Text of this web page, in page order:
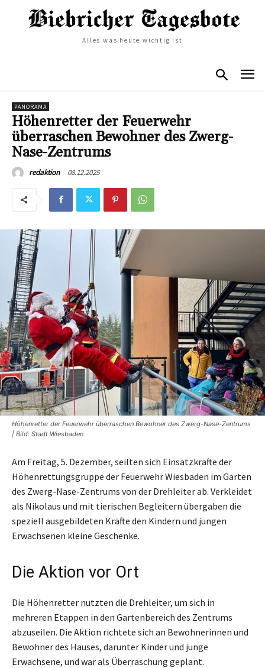
Alles was heute wichtig ist
PANORAMA
Höhenretter der Feuerwehr
überraschen Bewohner des Zwerg-
Nase-Zentrums
redaktion 08.12.2025
Höhenretter der Feuerwehr überraschen Bewohner des Zwerg-Nase-Zentrums
| Bild: Stadt Wiesbaden
Am Freitag, 5. Dezember, seilten sich Einsatzkräfte der
Höhenrettungsgruppe der Feuerwehr Wiesbaden im Garten
des Zwerg-Nase-Zentrums von der Drehleiter ab. Verkleidet
als Nikolaus und mit tierischen Begleitern übergaben die
speziell ausgebildeten Kräfte den Kindern und jungen
Erwachsenen kleine Geschenke.
Die Aktion vor Ort
Die Höhenretter nutzten die Drehleiter, um sich in
mehreren Etappen in den Gartenbereich des Zentrums
abzuseilen. Die Aktion richtete sich an Bewohnerinnen und
Bewohner des Hauses, darunter Kinder und junge
Erwachsene, und war als Überraschung geplant.